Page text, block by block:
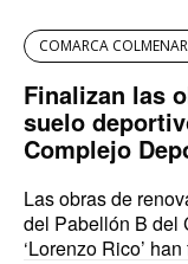
COMARCA COLMENAR
Finalizan las
suelo
Complejo
Las obras de
del Pabellón B del
‘Lorenzo Rico’